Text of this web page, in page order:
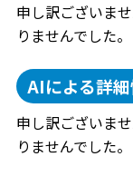
申し訳ございま
りませんでした。
AIによる詳
申し訳ございま
りませんでした。